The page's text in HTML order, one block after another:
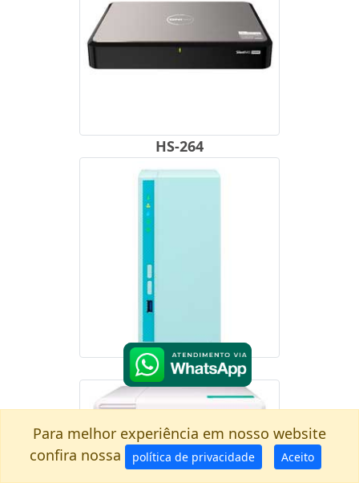
HS-264
TS-230
Para melhor experiência em nosso website
confira nossa
política de privacidade Aceito